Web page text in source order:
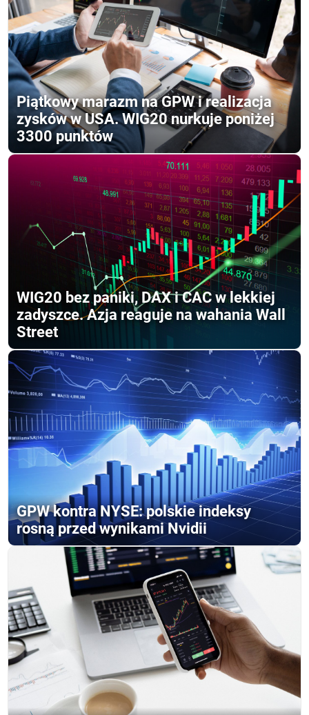
Piątkowy marazm na GPW i realizacja
zysków w USA. WIG20 nurkuje poniżej
3300 punktów
WIG20 bez paniki, DAX i CAC w lekkiej
zadyszce. Azja reaguje na wahania Wall
Street
GPW kontra NYSE: polskie indeksy
rosną przed wynikami Nvidii